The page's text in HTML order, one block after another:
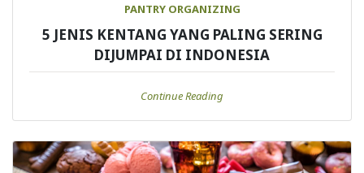
PANTRY ORGANIZING
5 JENIS KENTANG YANG PALING SERING
DIJUMPAI DI INDONESIA
Continue Reading